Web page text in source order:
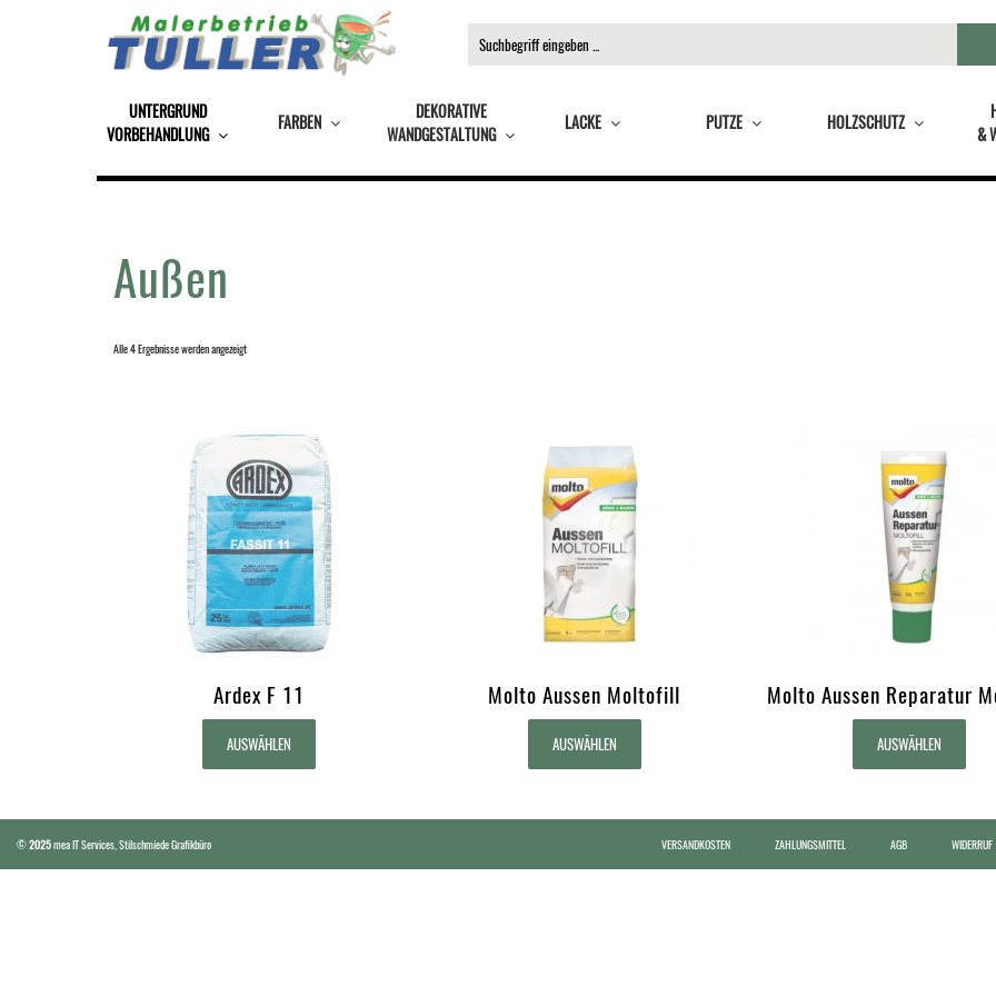
UNTERGRUND
VORBEHANDLUNG
FARBEN
DEKORATIVE
WANDGESTALTUNG
LACKE PUTZE HOLZSCHUTZ
&
Außen
Alle 4 Ergebnisse werden angezeigt
Ardex F 11
AUSWÄHLEN
Molto Aussen Moltofill
AUSWÄHLEN
Molto Aussen Reparatur
AUSWÄHLEN
©2025mea IT Services,Stilschmiede Grafikbüro VERSANDKOSTEN ZAHLUNGSMITTEL AGB WIDERRUF